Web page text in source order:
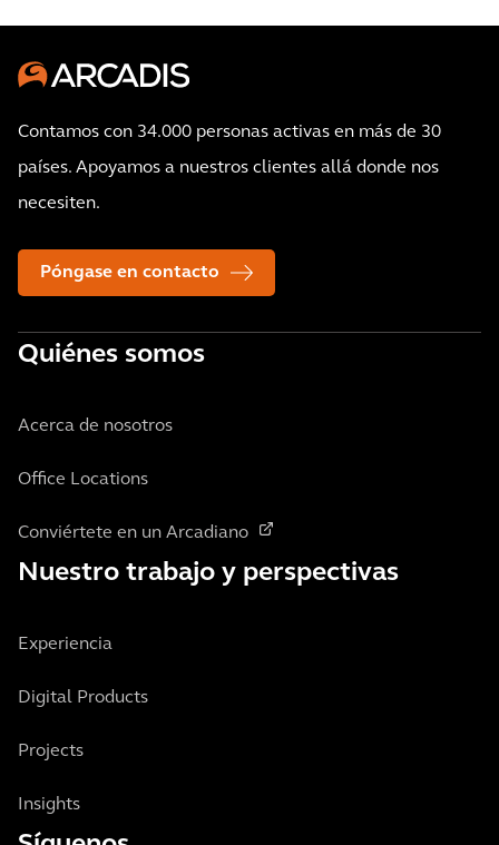
Contamos con 34.000 personas activas en más de 30
países. Apoyamos a nuestros clientes allá donde nos
necesiten.
Póngase en contacto
Quiénes somos
Acerca de nosotros
Office Locations
Conviértete en un Arcadiano
Nuestro trabajo y perspectivas
Experiencia
Digital Products
Projects
Insights